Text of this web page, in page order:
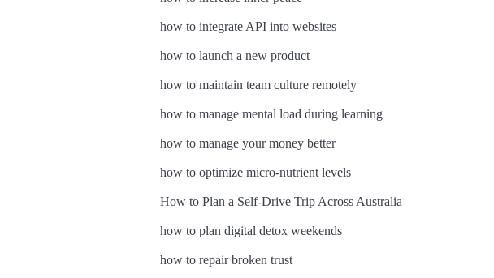
how to integrate API into websites
how to launch a new product
how to maintain team culture remotely
how to manage mental load during learning
how to manage your money better
how to optimize micro-nutrient levels
How to Plan a Self-Drive Trip Across Australia
how to plan digital detox weekends
how to repair broken trust